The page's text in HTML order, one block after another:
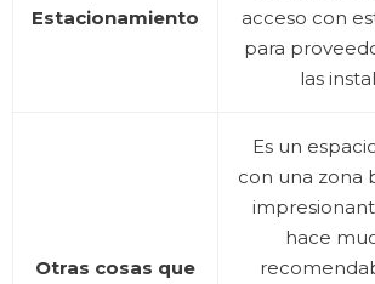
Estacionamiento
acceso con
para
las
Otras cosas que
Es un
con una zona
hace